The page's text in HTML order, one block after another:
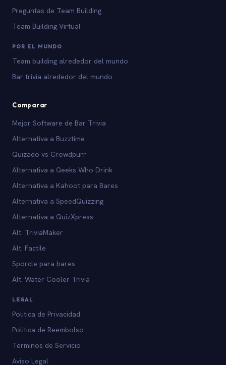
Preguntas de Team Building
Team Building Virtual
POR EL MUNDO
Team building alrededor del mundo
Bar trivia alrededor del mundo
Comparar
Mejor Software de Bar Trivia
Alternativa a Buzztime
Quizado vs Crowdpurr
Alternativa a Geeks Who Drink
Alternativa a Kahoot para Bares
Alternativa a SpeedQuizzing
Alternativa a QuizXpress
Alt. TriviaMaker
Alt. Factile
Sporcle para bares
Alt. Water Cooler Trivia
LEGAL
Politica de Privacidad
Politica de Reembolso
Terminos de Servicio
Aviso Legal